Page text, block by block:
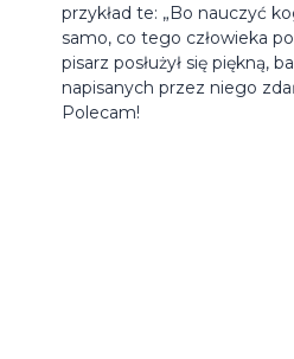
przykład te: „Bo nauczyć
samo, co tego człowieka
pisarz posłużył się piękną,
napisanych przez niego
Polecam!